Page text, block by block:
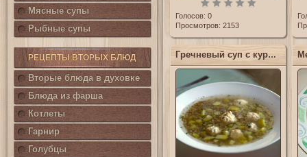
Мясные супы
Рыбные супы
РЕЦЕПТЫ ВТОРЫХ БЛЮД
Вторые блюда в духовке
Блюда из фарша
Котлеты
Гарнир
Голубцы
Голосов: 0
Просмотров: 2153
Гречневый суп с куриными клецками